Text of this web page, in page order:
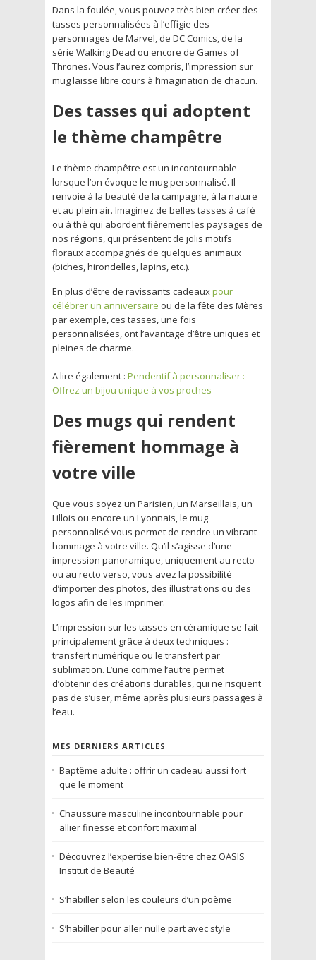
Dans la foulée, vous pouvez très bien créer des
tasses personnalisées à l’effigie des
personnages de Marvel, de DC Comics, de la
série Walking Dead ou encore de Games of
Thrones. Vous l’aurez compris, l’impression sur
mug laisse libre cours à l’imagination de chacun.
Des tasses qui adoptent
le thème champêtre
Le thème champêtre est un incontournable
lorsque l’on évoque le mug personnalisé. Il
renvoie à la beauté de la campagne, à la nature
et au plein air. Imaginez de belles tasses à café
ou à thé qui abordent fièrement les paysages de
nos régions, qui présentent de jolis motifs
floraux accompagnés de quelques animaux
(biches, hirondelles, lapins, etc.).
En plus d’être de ravissants cadeauxpour
célébrer un anniversaire ou de la fête des Mères
par exemple, ces tasses, une fois
personnalisées, ont l’avantage d’être uniques et
pleines de charme.
A lire également : Pendentif à personnaliser :
Offrez un bijou unique à vos proches
Des mugs qui rendent
fièrement hommage à
votre ville
Que vous soyez un Parisien, un Marseillais, un
Lillois ou encore un Lyonnais, le mug
personnalisé vous permet de rendre un vibrant
hommage à votre ville. Qu’il s’agisse d’une
impression panoramique, uniquement au recto
ou au recto verso, vous avez la possibilité
d’importer des photos, des illustrations ou des
logos afin de les imprimer.
L’impression sur les tasses en céramique se fait
principalement grâce à deux techniques :
transfert numérique ou le transfert par
sublimation. L’une comme l’autre permet
d’obtenir des créations durables, qui ne risquent
pas de s’user, même après plusieurs passages à
l’eau.
MES DERNIERS ARTICLES
Baptême adulte : offrir un cadeau aussi fort
que le moment
Chaussure masculine incontournable pour
allier finesse et confort maximal
Découvrez l’expertise bien-être chez OASIS
Institut de Beauté
S’habiller selon les couleurs d’un poème
S’habiller pour aller nulle part avec style